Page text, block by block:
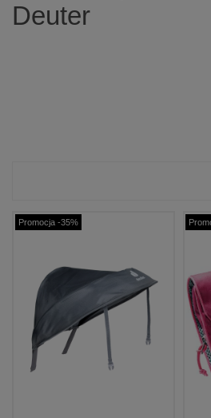
Deuter
Promocja -35%